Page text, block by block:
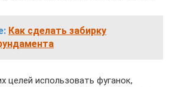
Как сделать забирку
целей использовать фуганок,